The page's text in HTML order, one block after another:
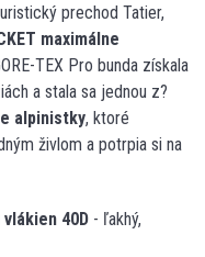
prechod Tatier,
maximálne
TEX Pro bunda získala
a stala sa jednou z?
alpinistky, ktoré
živlom a potrpia si na
40D - ľakhý,